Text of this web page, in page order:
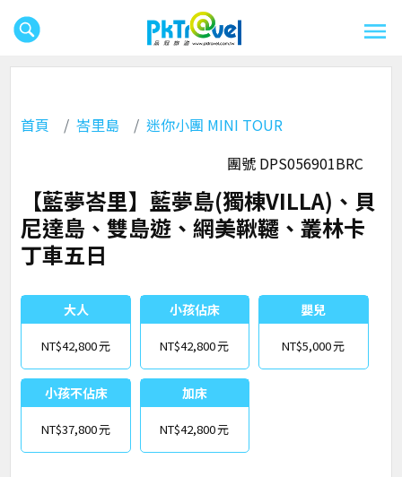
首頁 峇里島
迷你小團 MINI TOUR
團號 DPS056901BRC
【藍夢峇里】藍夢島(獨棟VILLA)、貝
尼達島、雙島遊、網美鞦韆、叢林卡
丁車五日
大人
NT$42,800
小孩佔床
NT$42,800
嬰兒
NT$5,000
小孩不佔床
NT$37,800
加床
NT$42,800